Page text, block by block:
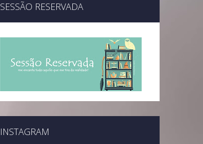
SESSÃO RESERVADA
INSTAGRAM